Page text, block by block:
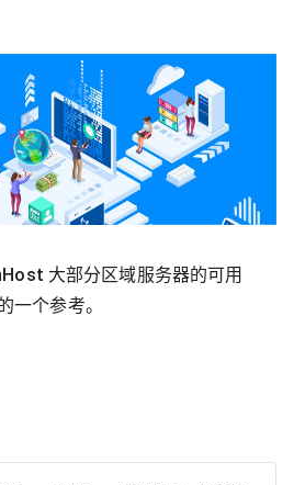
大部分区域服务器的可用
一个参考。